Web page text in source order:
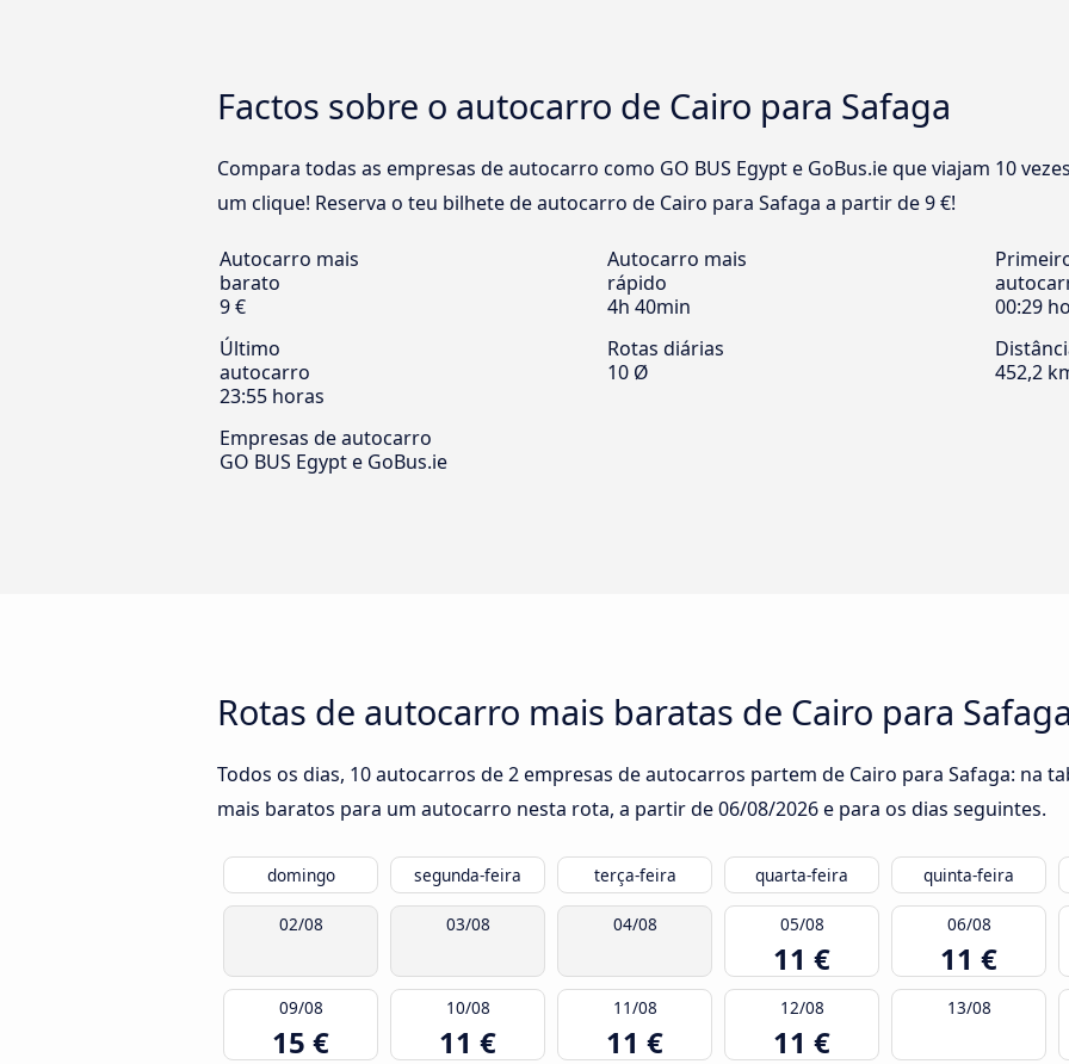
Factos sobre o autocarro de Cairo para Safaga
Compara todas as empresas de autocarro como GO BUS Egypt e GoBus.ie que viajam 10
um clique! Reserva o teu bilhete de autocarro de Cairo para Safaga a partir de 9 €!
Autocarro mais
barato
9 €
Autocarro mais
rápido
4h 40min
00:29
Último
autocarro
23:55 horas
Rotas diárias
10 Ø
452,2
Empresas de autocarro
GO BUS Egypt e GoBus.ie
Rotas de autocarro mais baratas de Cairo para Safaga
Todos os dias, 10 autocarros de 2 empresas de autocarros partem de Cairo para Safaga: na
mais baratos para um autocarro nesta rota, a partir de06/08/2026e para os dias seguintes.
domingo segunda-feira terça-feira quarta-feira quinta-feira
02/08 03/08 04/08 05/08
11 €
06/08
11 €
09/08
15 €
10/08
11 €
11/08
11 €
12/08
11 €
13/08